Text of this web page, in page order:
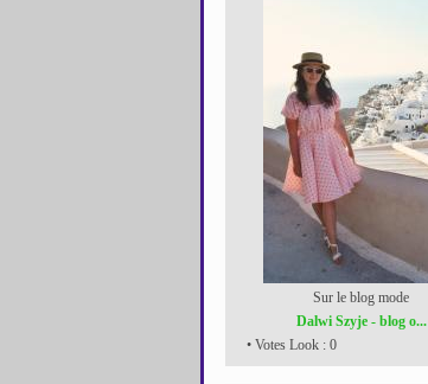
Sur le blog mode
Dalwi Szyje - blog o...
• Votes Look : 0